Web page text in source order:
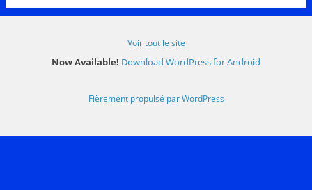
Voir tout le site
Now Available! Download WordPress for Android
Fièrement propulsé par WordPress